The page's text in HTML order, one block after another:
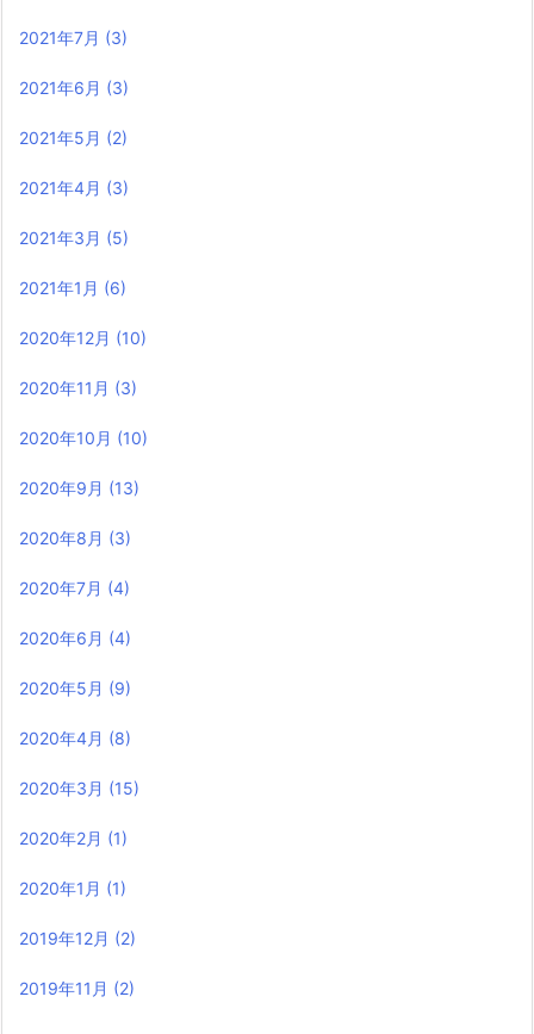
2021年7月 (3)
2021年6月 (3)
2021年5月 (2)
2021年4月 (3)
2021年3月 (5)
2021年1月 (6)
2020年12月 (10)
2020年11月 (3)
2020年10月 (10)
2020年9月 (13)
2020年8月 (3)
2020年7月 (4)
2020年6月 (4)
2020年5月 (9)
2020年4月 (8)
2020年3月 (15)
2020年2月 (1)
2020年1月 (1)
2019年12月 (2)
2019年11月 (2)